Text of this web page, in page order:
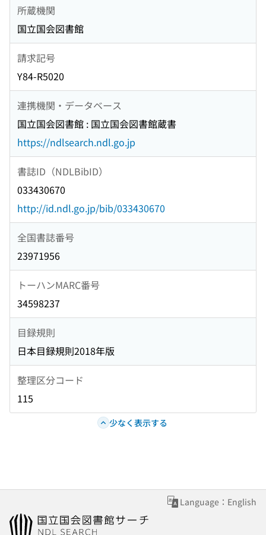
所蔵機関
国立国会図書館
請求記号
Y84-R5020
連携機関・データベース
国立国会図書館 : 国立国会図書館蔵書
https://ndlsearch.ndl.go.jp
書誌ID（NDLBibID）
033430670
http://id.ndl.go.jp/bib/033430670
全国書誌番号
23971956
トーハンMARC番号
34598237
目録規則
日本目録規則2018年版
整理区分コード
115
少なく表示する
Language：English